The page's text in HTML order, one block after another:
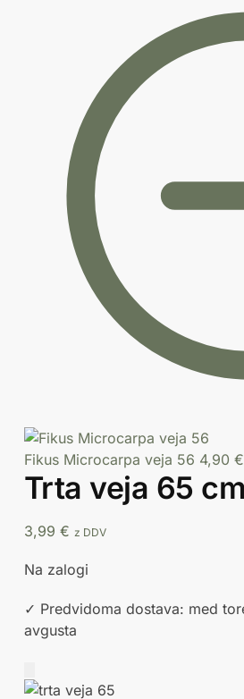
Fikus Microcarpa veja 56 4,90 €
Trta veja 65
3,99 € z DDV
Na zalogi
✓ Predvidoma dostava: med
avgusta